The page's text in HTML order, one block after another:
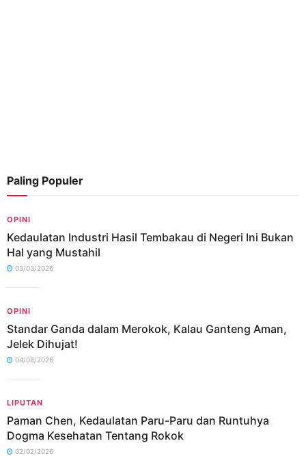
Paling Populer
OPINI
Kedaulatan Industri Hasil Tembakau di Negeri Ini Bukan
Hal yang Mustahil
03/03/2026
OPINI
Standar Ganda dalam Merokok, Kalau Ganteng Aman,
Jelek Dihujat!
04/08/2026
LIPUTAN
Paman Chen, Kedaulatan Paru-Paru dan Runtuhya
Dogma Kesehatan Tentang Rokok
02/02/2026